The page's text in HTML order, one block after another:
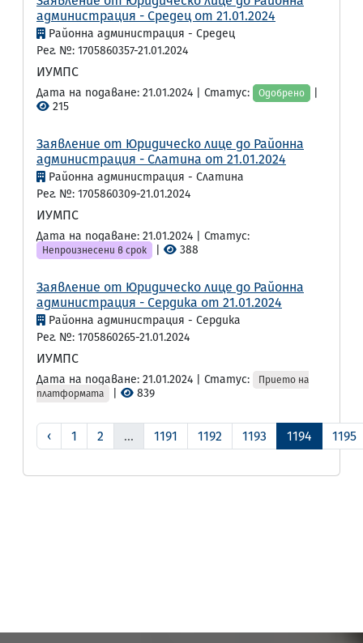
администрация - Средец от 21.01.2024
Районна администрация - Средец
Рег. №: 1705860357-21.01.2024
ИУМПС
Дата на подаване: 21.01.2024 | Статус: Одобрено
215
Заявление от Юридическо лице до Районна
администрация - Слатина от 21.01.2024
Районна администрация - Слатина
Рег. №: 1705860309-21.01.2024
ИУМПС
Дата на подаване: 21.01.2024 | Статус:
Непроизнесени в срок 388
Заявление от Юридическо лице до Районна
администрация - Сердика от 21.01.2024
Районна администрация - Сердика
Рег. №: 1705860265-21.01.2024
ИУМПС
Дата на подаване: 21.01.2024 | Статус:
Прието на
платформата
839
‹ 1 2 ... 1191 1192 1193 1194 1195